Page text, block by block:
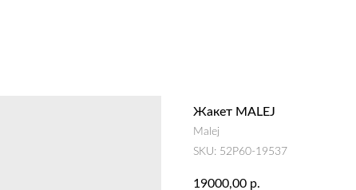
Жакет MALEJ
Malej
SKU: 52P60-19537
19000,00 р.